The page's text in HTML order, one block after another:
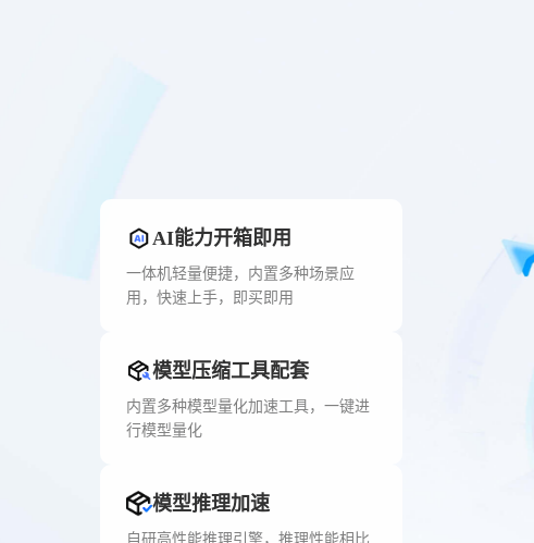
AI能力开箱即用
一体机轻量便捷，内置多种场景应
用，快速上手，即买即用
模型压缩工具配套
内置多种模型量化加速工具，一键进
行模型量化
模型推理加速
自研高性能推理引擎，推理性能相比